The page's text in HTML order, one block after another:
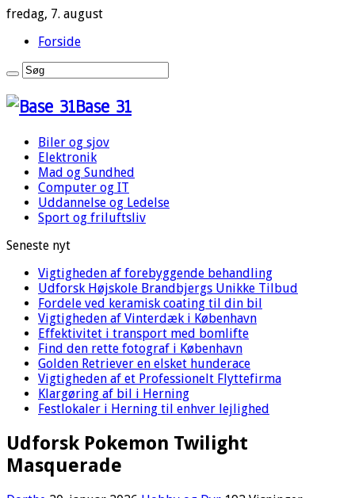
fredag, 7. august
Forside
Base 31
Biler og sjov
Elektronik
Mad og Sundhed
Computer og IT
Uddannelse og Ledelse
Sport og friluftsliv
Seneste nyt
Vigtigheden af forebyggende behandling
Udforsk Højskole Brandbjergs Unikke Tilbud
Fordele ved keramisk coating til din bil
Vigtigheden af Vinterdæk i København
Effektivitet i transport med bomlifte
Find den rette fotograf i København
Golden Retriever en elsket hunderace
Vigtigheden af et Professionelt Flyttefirma
Klargøring af bil i Herning
Festlokaler i Herning til enhver lejlighed
Udforsk Pokemon Twilight
Masquerade